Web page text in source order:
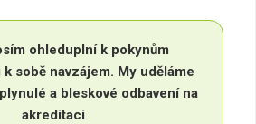
ohleduplní k pokynům
sobě navzájem. My uděláme
a bleskové odbavení na
akreditaci